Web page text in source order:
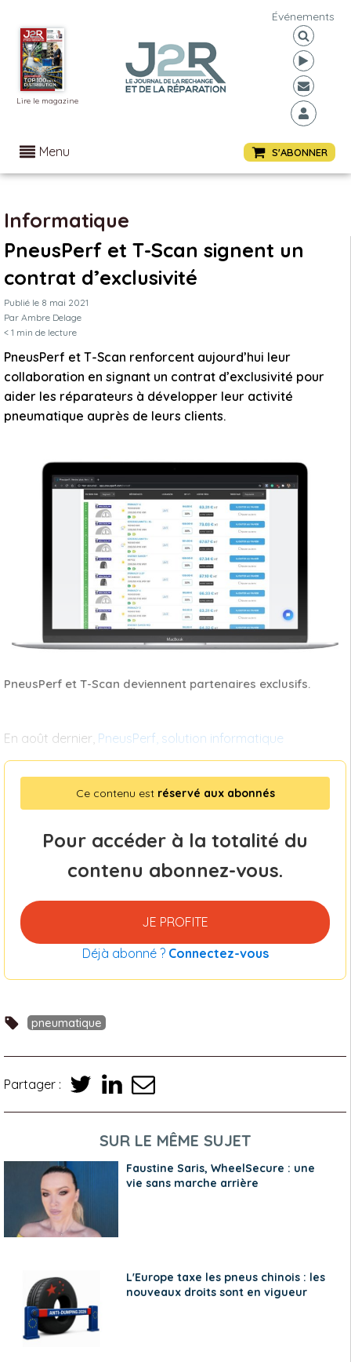
Lire le magazine
Événements
Menu S'ABONNER
Informatique
PneusPerf et T-Scan signent un
contrat d’exclusivité
Publié le 8 mai 2021
Par Ambre Delage
< 1 min de lecture
PneusPerf et T-Scan renforcent aujourd’hui leur
collaboration en signant un contrat d’exclusivité pour
aider les réparateurs à développer leur activité
pneumatique auprès de leurs clients.
PneusPerf et T-Scan deviennent partenaires exclusifs.
En août dernier, PneusPerf, solution informatique
Ce contenu est réservé aux abonnés
Pour accéder à la totalité du
contenu abonnez-vous.
JE PROFITE
Déjà abonné ? Connectez-vous
pneumatique
Partager :
SUR LE MÊME SUJET
Faustine Saris, WheelSecure : une
vie sans marche arrière
L'Europe taxe les pneus chinois : les
nouveaux droits sont en vigueur